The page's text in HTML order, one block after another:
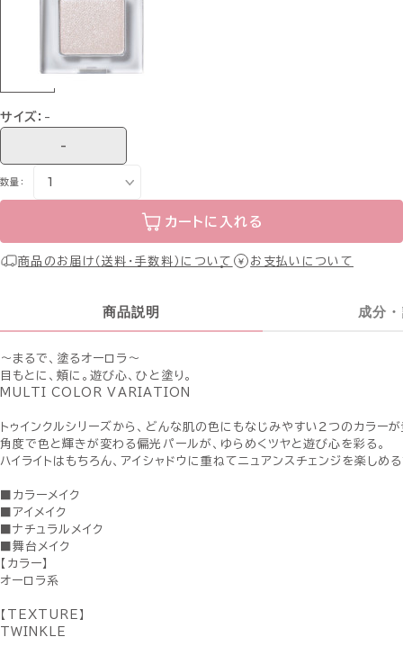
サイズ： -
-
数量：
カートに入れる
商品のお届け（送料・手数料）について お支払いについて
商品説明 成分
〜まるで、塗るオーロラ〜
目もとに、頬に。遊び心、ひと塗り。
MULTI COLOR VARIATION
トゥインクルシリーズから、どんな肌の色にもなじみやすい２つのカラーが
角度で色と輝きが変わる偏光パールが、ゆらめくツヤと遊び心を彩る。
ハイライトはもちろん、アイシャドウに重ねてニュアンスチェンジを楽しめ
■カラーメイク
■アイメイク
■ナチュラルメイク
■舞台メイク
【カラー】
オーロラ系
【TEXTURE】
TWINKLE